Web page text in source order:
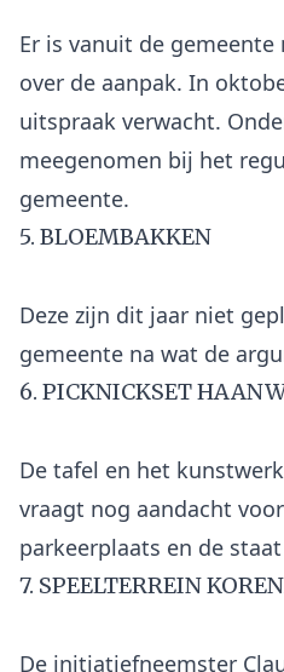
Er is vanuit de
over de aanpak. In
uitspraak verwacht.
meegenomen bij het
5. BLOEMBAKKEN
Deze zijn dit jaar niet
6. PICKNICKSET
De tafel en het
vraagt nog aandacht
7. SPEELTERREIN
De initiatiefneemster